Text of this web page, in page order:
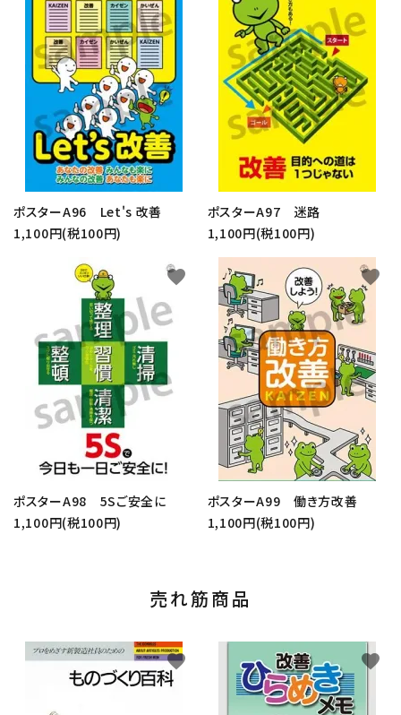
ポスターA96 Let's 改善
1,100円(税100円)
ポスターA97 迷路
1,100円(税100円)
ポスターA98 5Sご安全に
1,100円(税100円)
favorite
ポスターA99 働き方改善
1,100円(税100円)
favorite
売れ筋商品
favorite favorite